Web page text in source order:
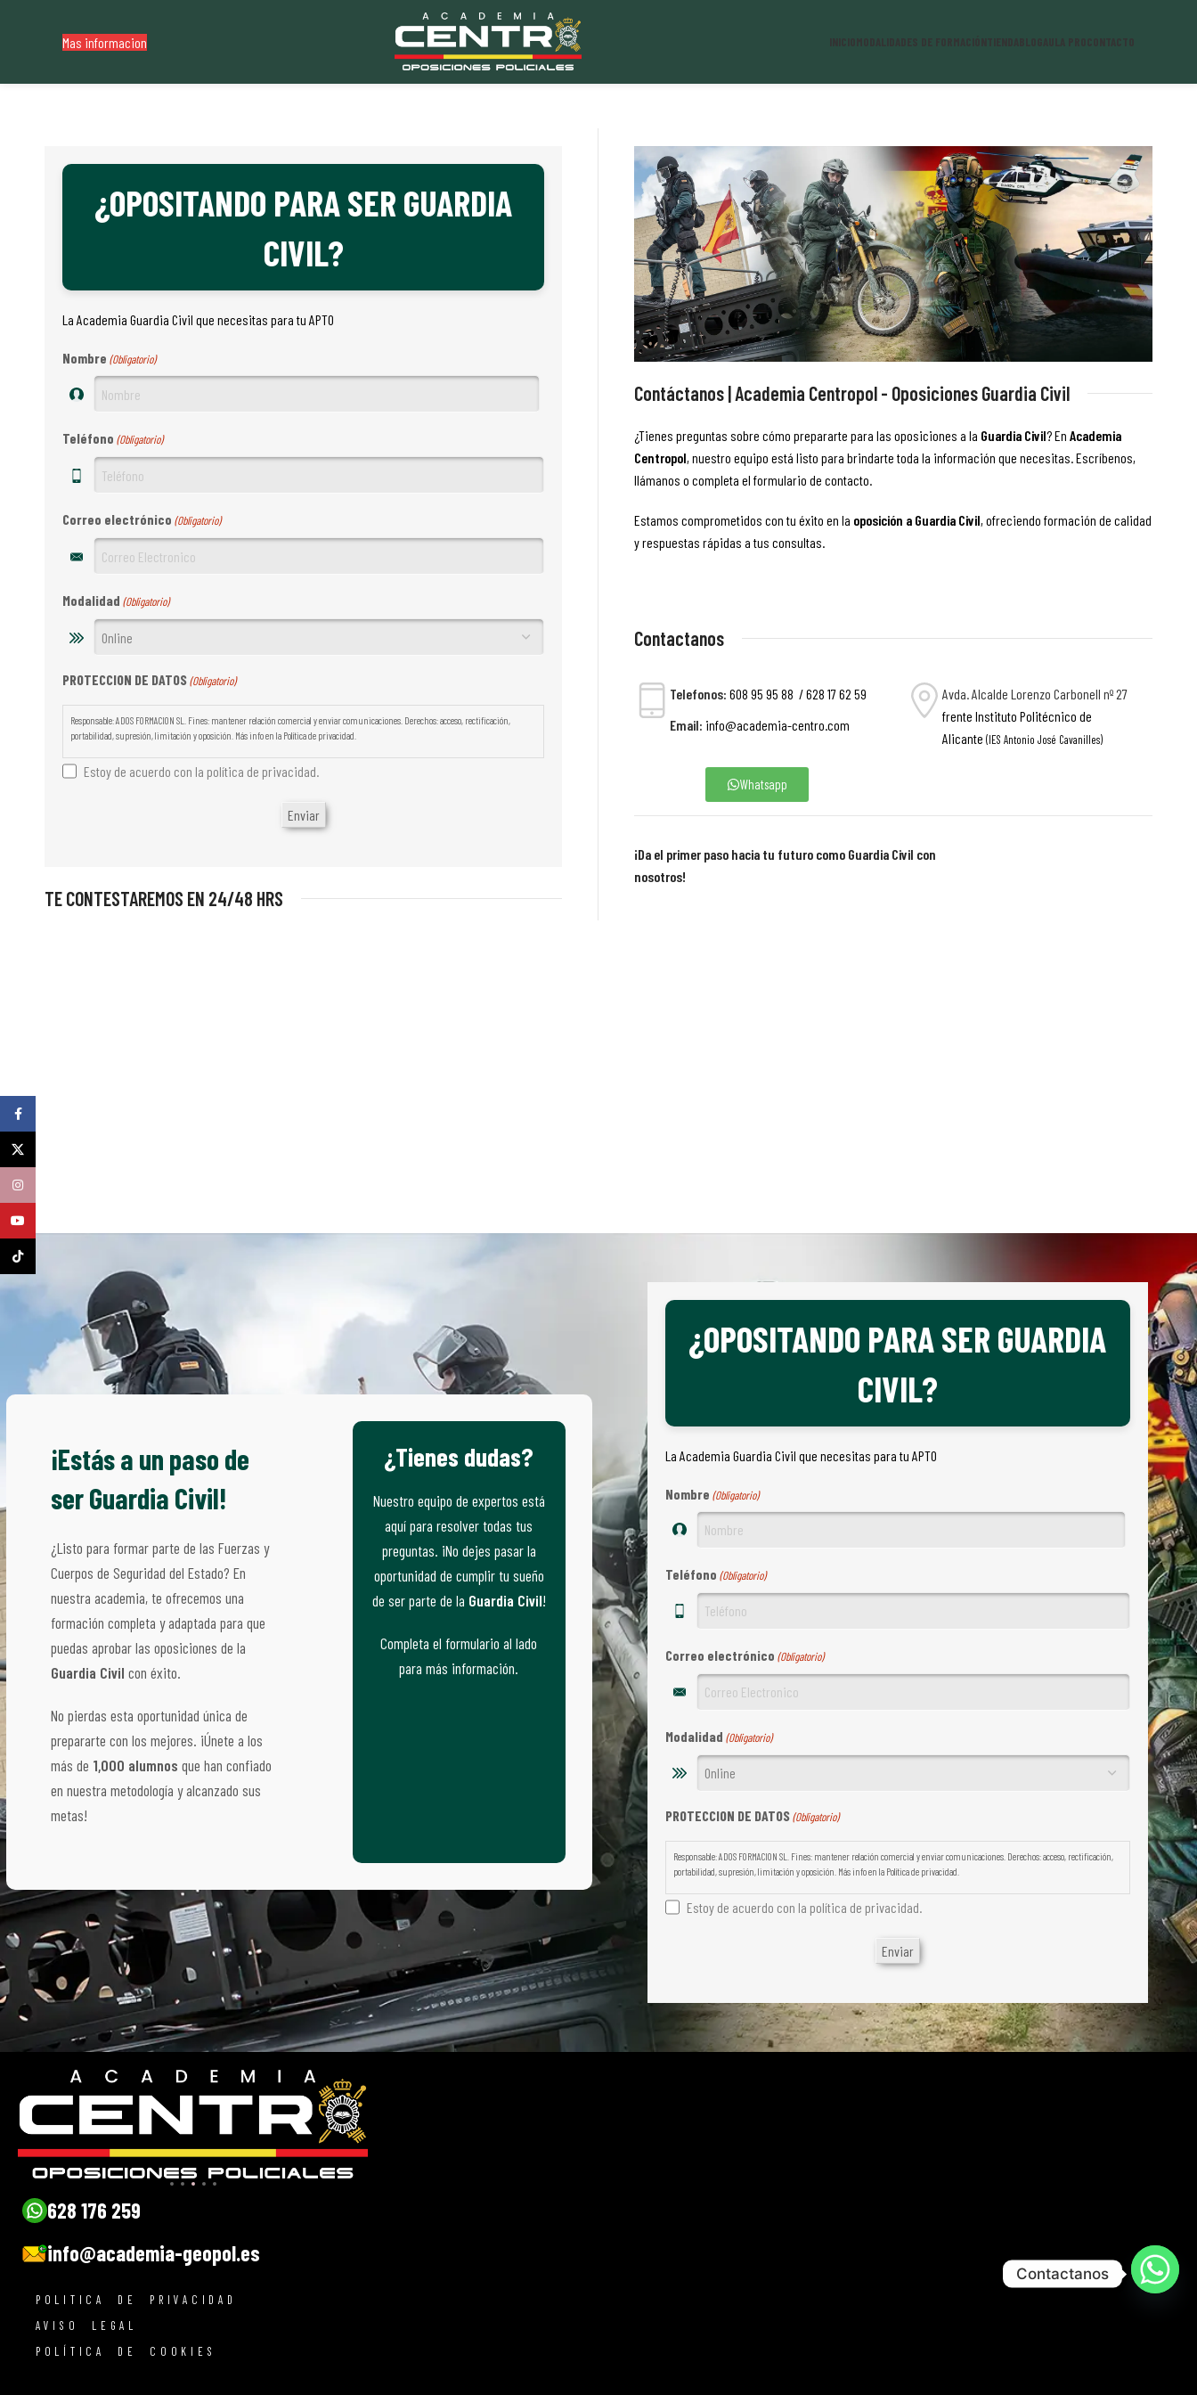
Mas informacion
¿OPOSITANDO PARA SER GUARDIA
CIVIL?
La Academia Guardia Civil que necesitas para tu APTO
Nombre (Obligatorio)
Teléfono (Obligatorio)
Correo electrónico (Obligatorio)
Modalidad (Obligatorio)
PROTECCION DE DATOS (Obligatorio)
Responsable: ADOS FORMACION SL. Fines: mantener relación comercial y enviar comunicaciones. Derechos: acceso, rectificación,
portabilidad, supresión, limitación y oposición. Más info en la Política de privacidad.
Estoy de acuerdo con la política de privacidad.
TE CONTESTAREMOS EN 24/48 HRS
Contáctanos | Academia Centropol - Oposiciones Guardia Civil
¿Tienes preguntas sobre cómo prepararte para las oposiciones a la Guardia Civil? En Academia
Centropol, nuestro equipo está listo para brindarte toda la información que necesitas. Escríbenos,
llámanos o completa el formulario de contacto.
Estamos comprometidos con tu éxito en la oposición a Guardia Civil, ofreciendo formación de calidad
y respuestas rápidas a tus consultas.
Contactanos
Telefonos: 608 95 95 88 / 628 17 62 59
Email: info@academia-centro.com
Whatsapp
Avda. Alcalde Lorenzo Carbonell nº 27
frente Instituto Politécnico de
Alicante (IES Antonio José Cavanilles)
¡Da el primer paso hacia tu futuro como Guardia Civil con
nosotros!
¡Estás a un paso de
ser Guardia Civil!
¿Listo para formar parte de las Fuerzas y
Cuerpos de Seguridad del Estado? En
nuestra academia, te ofrecemos una
formación completa y adaptada para que
puedas aprobar las oposiciones de la
Guardia Civil con éxito.
No pierdas esta oportunidad única de
prepararte con los mejores. ¡Únete a los
más de 1,000 alumnos que han confiado
en nuestra metodología y alcanzado sus
metas!
¿Tienes dudas?
Nuestro equipo de expertos está
aquí para resolver todas tus
preguntas. ¡No dejes pasar la
oportunidad de cumplir tu sueño
de ser parte de la Guardia Civil!
Completa el formulario al lado
para más información.
¿OPOSITANDO PARA SER GUARDIA
CIVIL?
La Academia Guardia Civil que necesitas para tu APTO
Nombre (Obligatorio)
Teléfono (Obligatorio)
Correo electrónico (Obligatorio)
Modalidad (Obligatorio)
PROTECCION DE DATOS (Obligatorio)
Responsable: ADOS FORMACION SL. Fines: mantener relación comercial y enviar comunicaciones. Derechos: acceso, rectificación,
portabilidad, supresión, limitación y oposición. Más info en la Política de privacidad.
Estoy de acuerdo con la política de privacidad.
628 176 259
info@academia-geopol.es
POLITICA DE PRIVACIDAD
AVISO LEGAL
POLÍTICA DE COOKIES
Contactanos